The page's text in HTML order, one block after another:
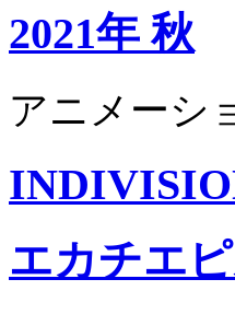
2021年 秋
アニメーシ
エカチエ